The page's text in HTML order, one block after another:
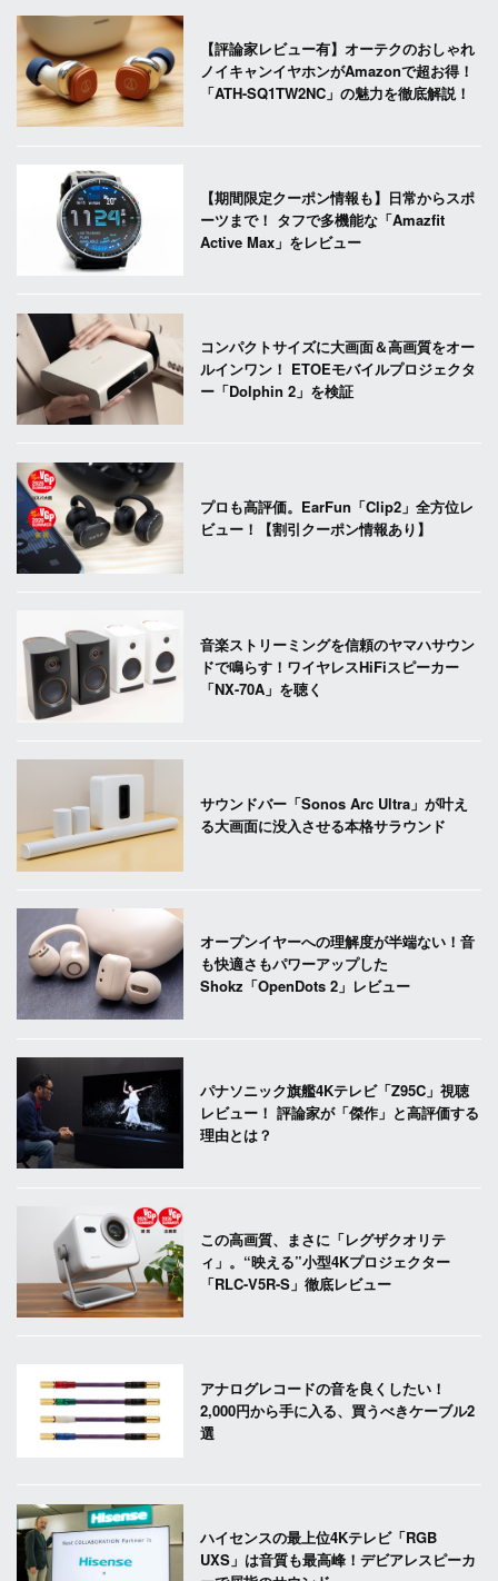
【評論家レビュー有】オーテクのおしゃれ
ノイキャンイヤホンがAmazonで超お得！
「ATH-SQ1TW2NC」の魅力を徹底解説！
【期間限定クーポン情報も】日常からスポ
ーツまで！ タフで多機能な「Amazfit
Active Max」をレビュー
コンパクトサイズに大画面＆高画質をオー
ルインワン！ ETOEモバイルプロジェクタ
ー「Dolphin 2」を検証
プロも高評価。EarFun「Clip2」全方位レ
ビュー！【割引クーポン情報あり】
音楽ストリーミングを信頼のヤマハサウン
ドで鳴らす！ワイヤレスHiFiスピーカー
「NX-70A」を聴く
サウンドバー「Sonos Arc Ultra」が叶え
る大画面に没入させる本格サラウンド
オープンイヤーへの理解度が半端ない！音
も快適さもパワーアップした
Shokz「OpenDots 2」レビュー
パナソニック旗艦4Kテレビ「Z95C」視聴
レビュー！ 評論家が「傑作」と高評価する
理由とは？
この高画質、まさに「レグザクオリテ
ィ」。“映える”小型4Kプロジェクター
「RLC-V5R-S」徹底レビュー
アナログレコードの音を良くしたい！
2,000円から手に入る、買うべきケーブル2
選
ハイセンスの最上位4Kテレビ「RGB
UXS」は音質も最高峰！デビアレスピーカ